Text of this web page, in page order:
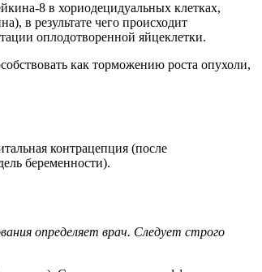
8 в хориодецидуальных клетках,
в результате чего происходит
оплодотворенной яйцеклетки.
как торможению роста опухоли,
контрацепция (после
беременности).
определяет врач. Следует строго